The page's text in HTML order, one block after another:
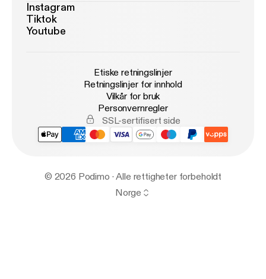
Instagram
Tiktok
Youtube
Etiske retningslinjer
Retningslinjer for innhold
Vilkår for bruk
Personvernregler
SSL-sertifisert side
© 2026 Podimo · Alle rettigheter forbeholdt
Norge